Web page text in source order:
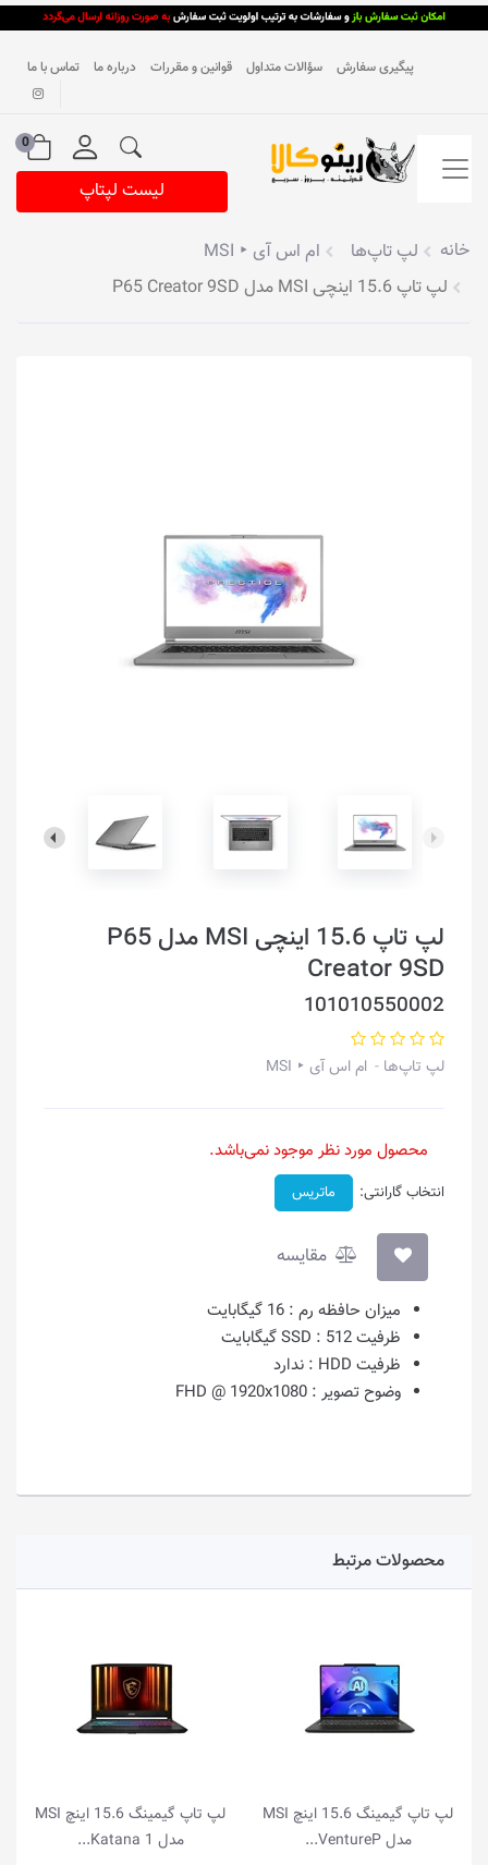
پیگیری سفارش سؤالات متداول قوانین و مقررات درباره ما تماس با ما
0
لیست لپتاپ
خانه لپ تاپ‌ها
ام اس آی ‣ MSI
لپ تاپ 15.6 اینچی MSI مدل P65 Creator 9SD
لپ تاپ 15.6 اینچی MSI مدل P65
Creator 9SD
101010550002
لپ تاپ‌ها ام اس آی ‣ MSI
محصول مورد نظر موجود نمی‌باشد.
انتخاب گارانتی: ماتریس
مقایسه
میزان حافظه رم : 16 گیگابایت
ظرفیت SSD :512 گیگابایت
ظرفیت HDD :
ندارد
وضوح تصویر : FHD @ 1920x1080
محصولات مرتبط
لپ تاپ گیمینگ 15.6 اینچ MSI
لپ تاپ گیمینگ 15.6 اینچ MSI
مدل Katana 1...
مدل Katana 1...